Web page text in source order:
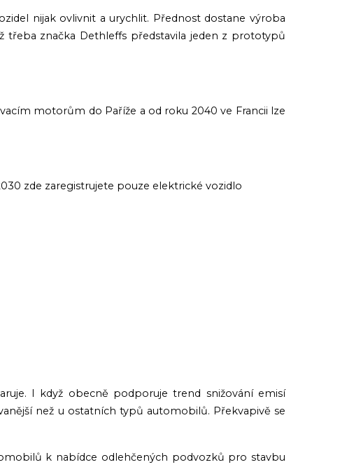
nijak ovlivnit a urychlit. Přednost dostane výroba
značka Dethleffs představila jeden z prototypů
motorům do Paříže a od roku 2040 ve Francii lze
zde zaregistrujete pouze elektrické vozidlo
I když obecně podporuje trend snižování emisí
než u ostatních typů automobilů. Překvapivě se
k nabídce odlehčených podvozků pro stavbu